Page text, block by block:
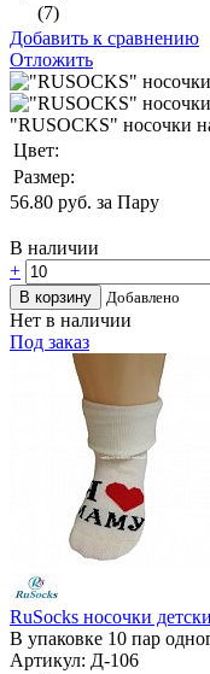
(7)
Добавить к сравнению
Отложить
"RUSOCKS" носочки
Цвет:
Размер:
56.80 руб. за Пару
В наличии
+
В корзину Добавлено
Нет в наличии
Под заказ
RuSocks носочки
В упаковке 10 пар
Артикул: Д-106